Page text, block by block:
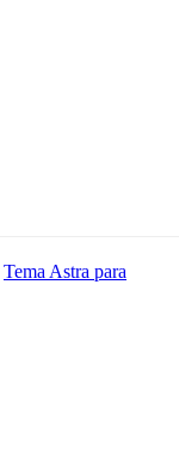
Tema Astra para